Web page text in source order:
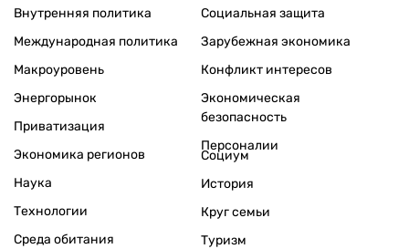
Внутренняя политика
Международная политика
Макроуровень
Энергорынок
Приватизация
Экономика регионов
Социальная защита
Зарубежная экономика
Конфликт интересов
Экономическая
безопасность
Персоналии
Наука
Технологии
Среда обитания
Социум
История
Круг семьи
Туризм